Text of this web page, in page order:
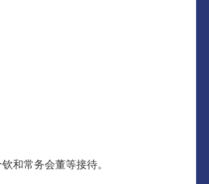
和常务会董等接待。